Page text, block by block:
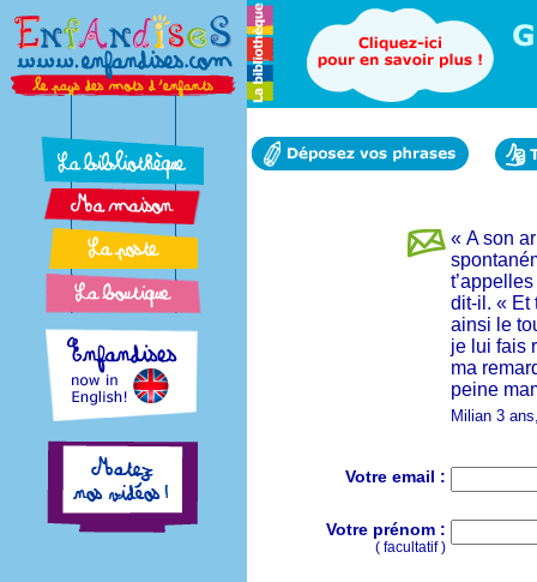
« A son
dit-il. « Et
ainsi le
je lui fais
ma
peine
Milian 3
Votre email :
Votre prénom :
( facultatif )